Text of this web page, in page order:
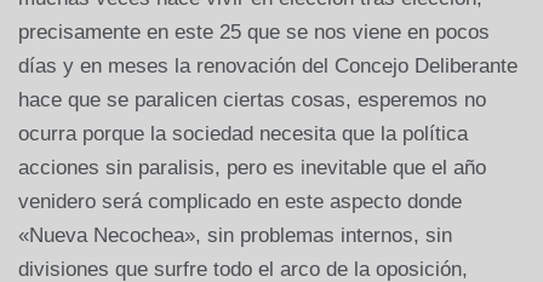
precisamente en este 25 que se nos viene en pocos
días y en meses la renovación del Concejo Deliberante
hace que se paralicen ciertas cosas, esperemos no
ocurra porque la sociedad necesita que la política
acciones sin paralisis, pero es inevitable que el año
venidero será complicado en este aspecto donde
«Nueva Necochea», sin problemas internos, sin
divisiones que surfre todo el arco de la oposición,